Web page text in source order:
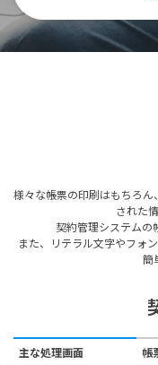
様々な帳票の印刷はもちろん
された
契約管理システムの
また、リテラル文字やフォ
簡
主な処理画面
帳